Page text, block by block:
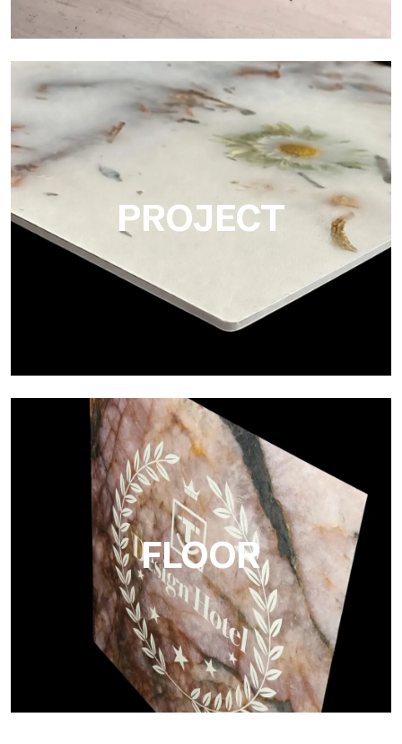
Matte
Ultralight Matte es una placa decorativa con acabado satinado
mate que emula la elegancia táctil de los mármoles y las
piedras lisas, a partir de escaneos de placas de material
natural.
PROJECT
Project
Ultralight Project es un panel de aluminio compuesto de 3 mm
FLOOR